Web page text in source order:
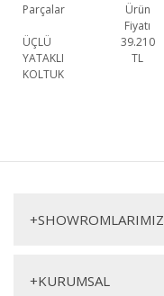
Parçalar
Ürün
Fiyatı
ÜÇLÜ
YATAKLI
KOLTUK
39.210
TL
Aperto Üçlü Koltuk
+SHOWROMLARIMIZ
+KURUMSAL